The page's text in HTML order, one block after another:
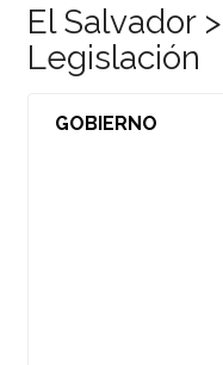
El Salvador
Legislación
GOBIERNO